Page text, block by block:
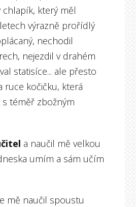
chlapík, který měl
výrazně prořídlý
nechodil
nejezdil v drahém
statisíce... ale přesto
ruce kočičku, která
s téměř zbožným
a naučil mě velkou
umím a sám učím
mě naučil spoustu